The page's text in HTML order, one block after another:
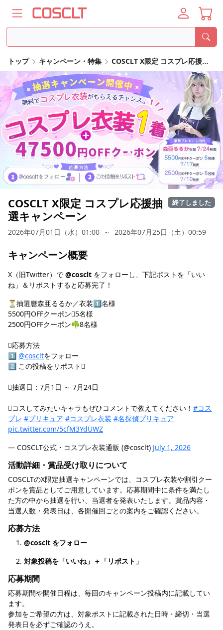
トップ キャンペーン・特集 COSCLT X限定 コスプレ応援抽選キャンペーン
COSCLT X限定 コスプレ応援抽
選キャンペーン
終了しました
2026年07月01日（水）01:00 ～ 2026年07月25日（土）00:59
キャンペーン概要
X（旧Twitter）で @cosclt をフォローし、下記ポストを「いい
ね」＆リポストすると応募完了！
⏳抽選曆森亜るるか／衣装1⃣名様
5500円OFFクーポン5名様
2500円OFFクーポン☘8名様
応募方法
1⃣ @coscltをフォロー
2⃣ この投稿をリポスト
️抽選日：7月1日 ～ 7月24日
コスしてみたいキャラもぜひコメントで教えてください！ #コス
プレ #プリキュア #コスプレ衣装 #名探偵プリキュア
pic.twitter.com/5cfM3YdUWZ
— COSCLT公式・コスプレ衣装通販 (@cosclt) July 1, 2026
活動詳細・賞品受け取りについて
COSCLTのX限定抽選キャンペーンでは、コスプレ衣装や割引クー
ポンを賞品としてご用意しています。応募期間中に条件を満たし
た方の中から抽選を行い、当選者を発表いたします。賞品内容・
当選人数・発表日は、各開催回ごとの案内をご確認ください。
応募方法
@cosclt をフォロー
対象投稿を「いいね」＋「リポスト」
応募期間
応募期間や開催日程は、毎回のキャンペーン投稿内に記載してい
ます。
参加をご希望の方は、対象ポストに記載された日時・締切・当選
発表日を必ずご確認のうえ。